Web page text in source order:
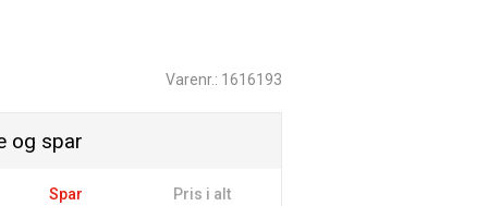
Varenr.: 1616193
og spar
Spar Pris i alt